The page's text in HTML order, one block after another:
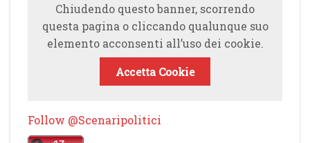
Chiudendo questo banner, scorrendo
questa pagina o cliccando qualunque suo
elemento acconsenti all’uso dei cookie.
Accetta Cookie
Follow @Scenaripolitici